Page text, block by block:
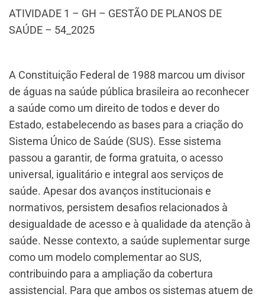
ATIVIDADE 1 – GH – GESTÃO DE PLANOS DE
SAÚDE – 54_2025
A Constituição Federal de 1988 marcou um divisor
de águas na saúde pública brasileira ao reconhecer
a saúde como um direito de todos e dever do
Estado, estabelecendo as bases para a criação do
Sistema Único de Saúde (SUS). Esse sistema
passou a garantir, de forma gratuita, o acesso
universal, igualitário e integral aos serviços de
saúde. Apesar dos avanços institucionais e
normativos, persistem desafios relacionados à
desigualdade de acesso e à qualidade da atenção à
saúde. Nesse contexto, a saúde suplementar surge
como um modelo complementar ao SUS,
contribuindo para a ampliação da cobertura
assistencial. Para que ambos os sistemas atuem de